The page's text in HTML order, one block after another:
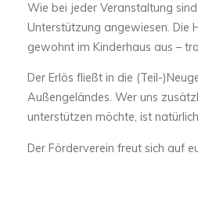
Wie bei jeder Veranstaltung
Unterstützung angewiesen. Die
gewohnt im Kinderhaus aus –
Der Erlös fließt in die (Teil-
Außengeländes. Wer uns
unterstützen möchte, ist
Der Förderverein freut sich auf